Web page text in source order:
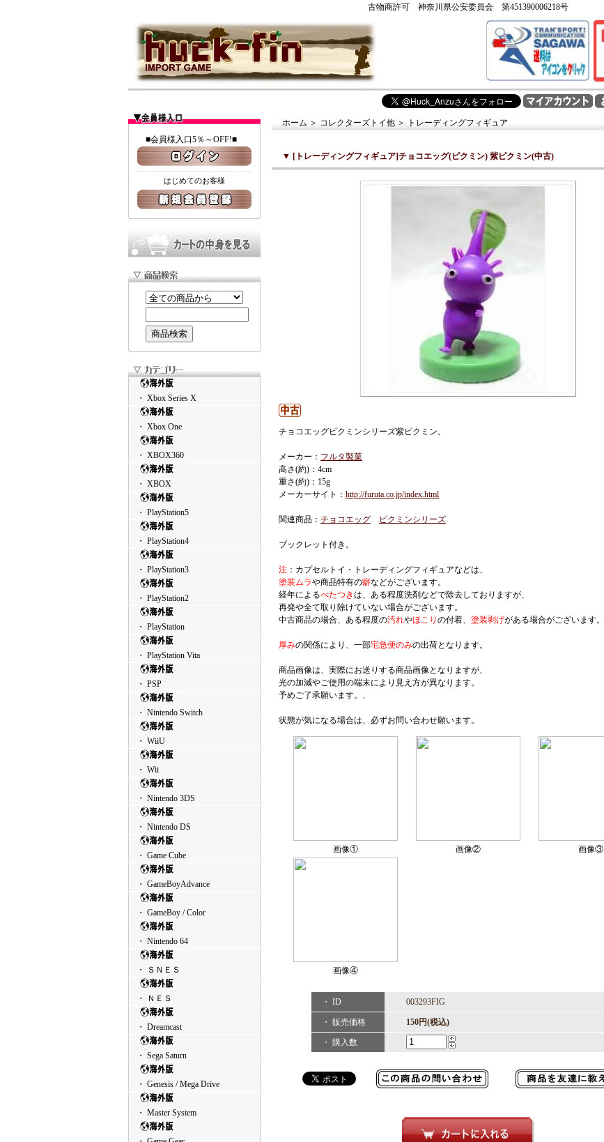
古物商許可 神奈川県公安委員会 第451390006218号
■会員様入口5％～OFF!■
はじめてのお客様
・ Xbox Series X
・ Xbox One
・ XBOX360
・ XBOX
・ PlayStation5
・ PlayStation4
・ PlayStation3
・ PlayStation2
・ PlayStation
・ PlayStation Vita
・ PSP
・ Nintendo Switch
・ WiiU
・ Wii
・ Nintendo 3DS
・ Nintendo DS
・ Game Cube
・ GameBoyAdvance
・ GameBoy / Color
・ Nintendo 64
・ ＳＮＥＳ
・ ＮＥＳ
・ Dreamcast
・ Sega Saturn
・ Genesis / Mega Drive
・ Master System
ホーム ＞ コレクターズトイ他 ＞ トレーディングフィギュア
▼ [トレーディングフィギュア]チョコエッグ(ピクミン) 紫ピクミン(中古)
チョコエッグピクミンシリーズ紫ピクミン。
メーカー： フルタ製菓
高さ(約)：4cm
重さ(約)：15g
メーカーサイト： http://furuta.co.jp/index.html
関連商品： チョコエッグ ピクミンシリーズ
ブックレット付き。
注 ：カプセルトイ・トレーディングフィギュアなどは、
塗装ムラや商品特有の癖などがございます。
経年によるべたつきは、ある程度洗剤などで除去しておりますが、
再発や全て取り除けていない場合がございます。
中古商品の場合、ある程度の汚れやほこり の付着、 塗装剥げがある場合がございます。
厚みの関係により、一部宅急便のみの出荷となります。
商品画像は、実際にお送りする商品画像となりますが、
光の加減やご使用の端末により見え方が異なります。
予めご了承願います。、
状態が気になる場合は、必ずお問い合わせ願います。
画像① 画像② 画像③
画像④
・ ID 003293FIG
・ 販売価格 150円(税込)
・ 購入数